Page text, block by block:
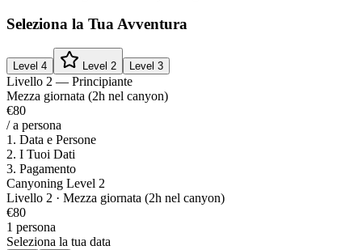
Seleziona la Tua Avventura
Level 4 Level 2 Level 3
Livello 2 — Principiante
Mezza giornata (2h nel canyon)
€80
/a persona
1 . Data e Persone
2. I Tuoi Dati
3. Pagamento
Canyoning Level 2
Livello 2 · Mezza giornata (2h nel canyon)
€80
1 persona
Seleziona la tua data